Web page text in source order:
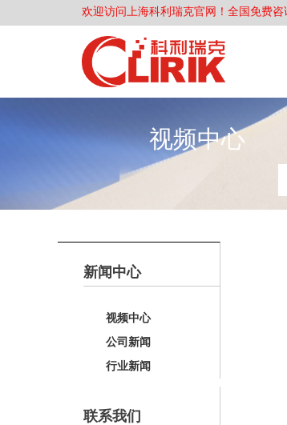
欢迎访问上海科利瑞克官网！全国免费咨
视频中心
新闻中心
视频中心
公司新闻
行业新闻
联系我们